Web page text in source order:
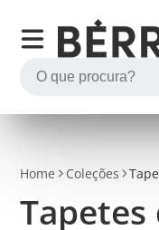
Home Coleções